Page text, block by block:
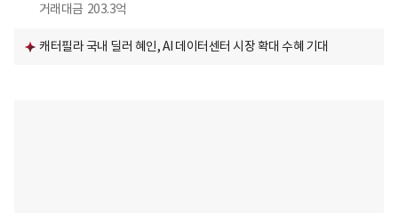
거래대금 203.3억
캐터필라 국내 딜러 혜인, AI 데이터센터 시장 확대 수혜 기대